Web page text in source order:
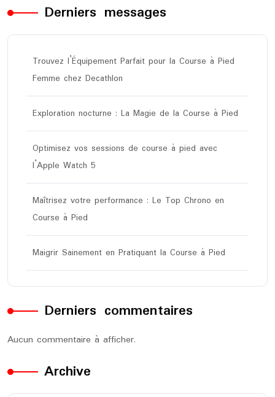
Derniers messages
Trouvez l’Équipement Parfait pour la Course à Pied
Femme chez Decathlon
Exploration nocturne : La Magie de la Course à Pied
Optimisez vos sessions de course à pied avec
l’Apple Watch 5
Maîtrisez votre performance : Le Top Chrono en
Course à Pied
Maigrir Sainement en Pratiquant la Course à Pied
Derniers commentaires
Aucun commentaire à afficher.
Archive